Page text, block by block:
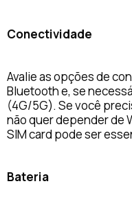
Conectividade
Avalie as opções de
Bluetooth e, se
(4G/5G). Se você
não quer depender de
SIM card pode ser
Bateria